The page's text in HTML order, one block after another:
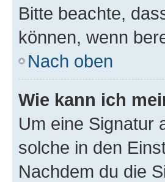
Bitte beachte,
können, wenn
Nach oben
Wie kann ich
Um eine Signatur
solche in den
Nachdem du die